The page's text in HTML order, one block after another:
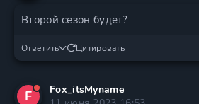
Второй сезон будет?
Ответить Цитировать
F
Fox_itsMyname